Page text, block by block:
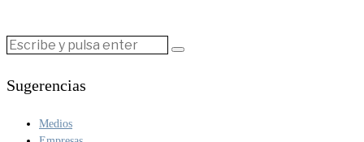
Sugerencias
Medios